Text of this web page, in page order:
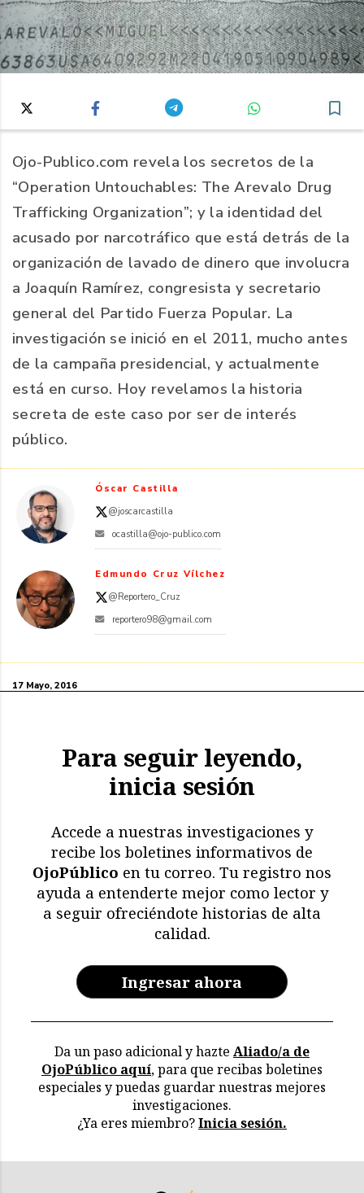
Ojo-Publico.com revela los secretos de la
“Operation Untouchables: The Arevalo Drug
Trafficking Organization”; y la identidad del
acusado por narcotráfico que está detrás de la
organización de lavado de dinero que involucra
a Joaquín Ramírez, congresista y secretario
general del Partido Fuerza Popular. La
investigación se inició en el 2011, mucho antes
de la campaña presidencial, y actualmente
está en curso. Hoy revelamos la historia
secreta de este caso por ser de interés
público.
Óscar Castilla
@joscarcastilla
ocastilla@ojo-publico.com
Edmundo Cruz Vílchez
@Reportero_Cruz
reportero98@gmail.com
17 Mayo, 2016
Para seguir leyendo,
inicia sesión
Accede a nuestras investigaciones y
recibe los boletines informativos de
OjoPúblico en tu correo. Tu registro nos
ayuda a entenderte mejor como lector y
a seguir ofreciéndote historias de alta
calidad.
Ingresar ahora
Da un paso adicional y hazte Aliado/a de
OjoPúblico aquí, para que recibas boletines
especiales y puedas guardar nuestras mejores
investigaciones.
¿Ya eres miembro?Inicia sesión.